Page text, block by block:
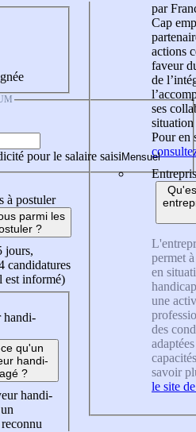
pour le salaire saisi
à postuler
parmi les
?
jours,
candidatures
est informé)
handi-
qu'un
handi-
?
handi-
par
Cap
actions
faveur
de
ses
situation
Pour en
permet
en
une
des
savoir
le site